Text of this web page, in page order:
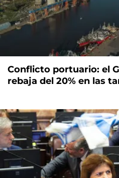
Conflicto portuario: el
rebaja del 20% en las